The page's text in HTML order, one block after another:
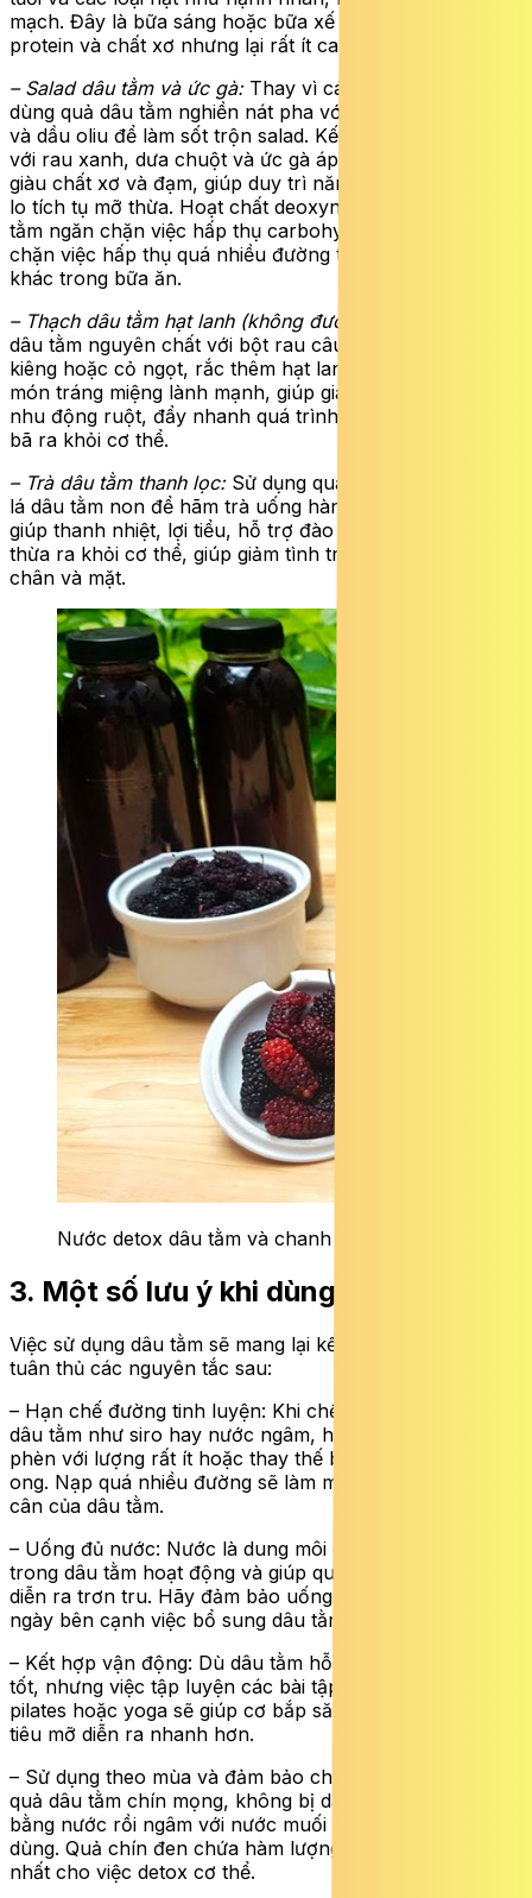
mạch. Đây là bữa sáng hoặc bữa xế cung cấp đủ
protein và chất xơ nhưng lại rất ít calo.
– Salad dâu tằm và ức gà: Thay vì các loại sốt béo, hãy
dùng quả dâu tằm nghiền nát pha với một chút giấm táo
và dầu oliu để làm sốt trộn salad. Kết hợp dâu tằm tươi
với rau xanh, dưa chuột và ức gà áp chảo. Món ăn này
giàu chất xơ và đạm, giúp duy trì năng lượng mà không
lo tích tụ mỡ thừa. Hoạt chất deoxynojirimycin trong dâu
tằm ngăn chặn việc hấp thụ carbohydrate, giúp ngăn
chặn việc hấp thụ quá nhiều đường từ các thực phẩm
khác trong bữa ăn.
– Thạch dâu tằm hạt lanh (không đường):
dâu tằm nguyên chất với bột rau câu và một ít đường ăn
kiêng hoặc cỏ ngọt, rắc thêm hạt lanh lên trên. Đây là
món tráng miệng lành mạnh, giúp giải nhiệt và hỗ trợ
nhu động ruột, đẩy nhanh quá trình đào thải chất cặn
bã ra khỏi cơ thể.
– Trà dâu tằm thanh lọc: Sử dụng quả dâu tằm khô hoặc
lá dâu tằm non để hãm trà uống hàng ngày. Trà dâu tằm
giúp thanh nhiệt, lợi tiểu, hỗ trợ đào thải lượng nước dư
thừa ra khỏi cơ thể, giúp giảm tình trạng phù nề ở bắp
chân và mặt.
Nước detox dâu tằm và chanh tươi
3. Một số lưu ý khi dùng dâu tằm
Việc sử dụng dâu tằm sẽ mang lại kết quả giảm cân nếu
tuân thủ các nguyên tắc sau:
– Hạn chế đường tinh luyện: Khi chế biến các món từ
dâu tằm như siro hay nước ngâm, hãy sử dụng đường
phèn với lượng rất ít hoặc thay thế bằng cỏ ngọt, mật
ong. Nạp quá nhiều đường sẽ làm mất đi tác dụng giảm
cân của dâu tằm.
– Uống đủ nước: Nước là dung môi cần thiết để chất xơ
trong dâu tằm hoạt động và giúp quá trình thanh lọc
diễn ra trơn tru. Hãy đảm bảo uống đủ 2 lít nước mỗi
ngày bên cạnh việc bổ sung dâu tằm.
– Kết hợp vận động: Dù dâu tằm hỗ trợ trao đổi chất rất
tốt, nhưng việc tập luyện các bài tập như đi bộ nhanh,
pilates hoặc yoga sẽ giúp cơ bắp săn chắc và quá trình
tiêu mỡ diễn ra nhanh hơn.
– Sử dụng theo mùa và đảm bảo chất lượng: Luôn chọn
quả dâu tằm chín mọng, không bị dập nát và rửa sạch
bằng nước rồi ngâm với nước muối loãng trước khi
dùng. Quả chín đen chứa hàm lượng dưỡng chất cao
nhất cho việc detox cơ thể.